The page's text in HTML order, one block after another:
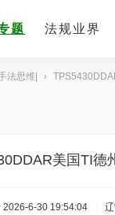
题 法规业界
法思维| ›
美国TI德
2026-6-30 19:54:04